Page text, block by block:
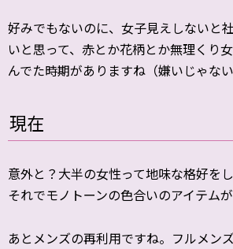
好みでもないのに、女子見えしないと
いと思って、赤とか花柄とか無理くり
んでた時期がありますね（嫌いじゃな
現在
意外と？大半の女性って地味な格好を
それでモノトーンの色合いのアイテム
あとメンズの再利用ですね。フルメン